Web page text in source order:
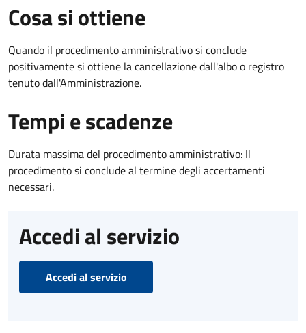
Cosa si ottiene
Quando il procedimento amministrativo si conclude
positivamente si ottiene la cancellazione dall'albo o registro
tenuto dall'Amministrazione.
Tempi e scadenze
Durata massima del procedimento amministrativo: Il
procedimento si conclude al termine degli accertamenti
necessari.
Accedi al servizio
Accedi al servizio